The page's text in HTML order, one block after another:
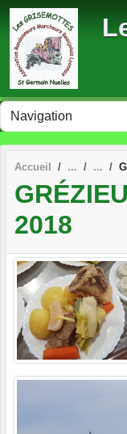
Accueil
2018
Panneau de gestion